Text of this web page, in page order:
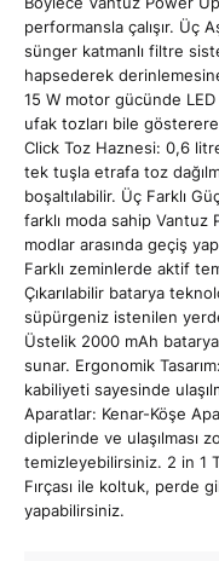
performansla çalışır. Üç
sünger katmanlı filtre
hapsederek
15 W motor gücünde LED
ufak tozları bile
Click Toz Haznesi: 0,6
tek tuşla etrafa toz
boşaltılabilir. Üç Farklı
farklı moda sahip
modlar arasında geçiş
Farklı zeminlerde aktif
Çıkarılabilir batarya
süpürgeniz istenilen
Üstelik 2000 mAh
sunar. Ergonomik
kabiliyeti sayesinde
Aparatlar: Kenar-Köşe
diplerinde ve ulaşılması
temizleyebilirsiniz. 2 in 1
Fırçası ile koltuk, perde
yapabilirsiniz.